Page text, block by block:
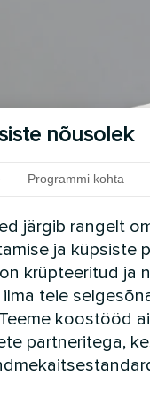
nõusolek
Programmi kohta
järgib rangelt
ja küpsiste
krüpteeritud ja
teie
koostööd
partneritega,